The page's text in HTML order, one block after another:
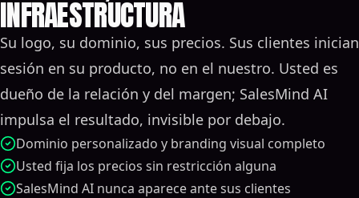
INFRAESTRUCTURA
Su logo, su dominio, sus precios. Sus clientes inician
sesión en su producto, no en el nuestro. Usted es
dueño de la relación y del margen; SalesMind AI
impulsa el resultado, invisible por debajo.
Dominio personalizado y branding visual completo
Usted fija los precios sin restricción alguna
SalesMind AI nunca aparece ante sus clientes